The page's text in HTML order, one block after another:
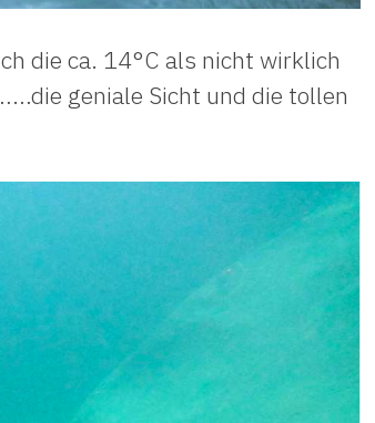
die ca. 14°C als nicht wirklich
geniale Sicht und die tollen